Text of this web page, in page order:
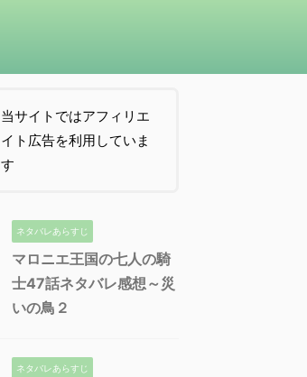
当サイトではアフィリエ
イト広告を利用していま
す
ネタバレあらすじ
マロニエ王国の七人の騎
士47話ネタバレ感想～災
いの鳥２
ネタバレあらすじ